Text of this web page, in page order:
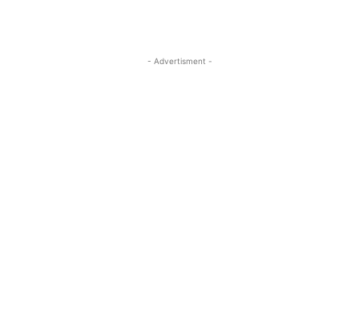
- Advertisment -